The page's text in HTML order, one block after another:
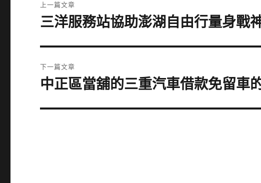
章
上一篇文章
上
篇
文
章:
三洋服務站協助澎湖自由行量身戰
下一篇文章
下
篇
中正區當舖的三重汽車借款免留車